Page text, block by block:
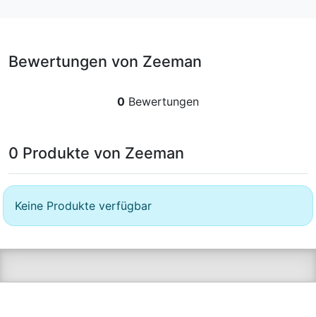
Bewertungen von Zeeman
0 Bewertungen
0 Produkte von Zeeman
Keine Produkte verfügbar